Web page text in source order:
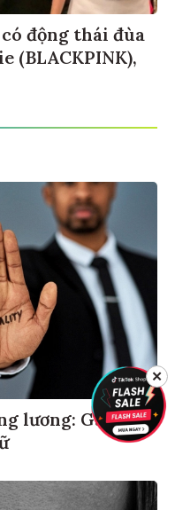
động thái đùa
(BLACKPINK),
lương: Gánh
✕